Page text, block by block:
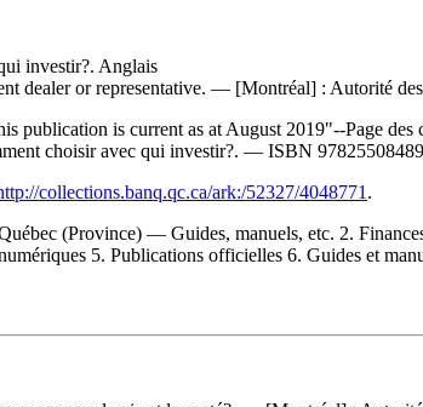
investir?. Anglais
dealer or representative. — [Montréal] : Autorité des
publication is current as at August 2019"--Page
choisir avec qui investir?. — ISBN
collections.banq.qc.ca/ark:/52327/4048771 .
(Province) — Guides, manuels, etc. 2.
5. Publications officielles 6. Guides et